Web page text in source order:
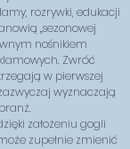
rozrywki, edukacji
„sezonowej
nośnikiem
Zwróć
w pierwszej
wyznaczają
założeniu gogli
zupełnie zmienić